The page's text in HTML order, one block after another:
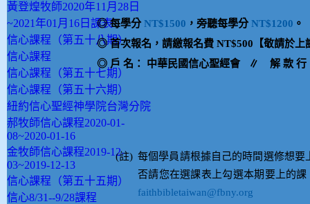
黃登煌牧師2020年11月28日
~2021年01月16日課表
信心課程（第五十八期）
信心課程
信心課程（第五十七期）
信心課程（第五十六期）
紐約信心聖經神學院台灣分院
郝牧師信心課程2020-01-
08~2020-01-16
金牧師信心課程2019-12-
03~2019-12-13
信心課程（第五十五期）
信心8/31--9/28課程
◎ 每學分 NT$1500 ，旁聽每學分 NT$1200 。
◎ 首次報名，請繳報名費 NT$500 【敬請於上
◎ 戶 名： 中華民國信心聖經會 ∥ 解 款 行
(註) 每個學員請根據自己的時間選修想要
否請您在選課表上勾選本期要上的
faithbibletaiwan@fbny.org